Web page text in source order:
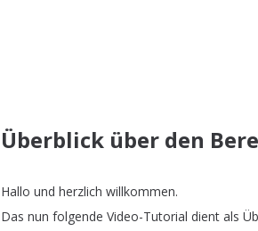
Überblick über den
Hallo und herzlich willkommen.
Das nun folgende Video-Tutorial dient als